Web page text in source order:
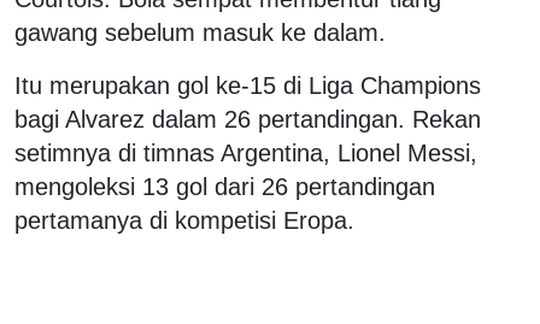
gawang sebelum masuk ke dalam.
Itu merupakan gol ke-15 di Liga Champions
bagi Alvarez dalam 26 pertandingan. Rekan
setimnya di timnas Argentina, Lionel Messi,
mengoleksi 13 gol dari 26 pertandingan
pertamanya di kompetisi Eropa.